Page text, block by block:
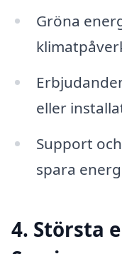
Gröna
eller
Support
spara
4. Största